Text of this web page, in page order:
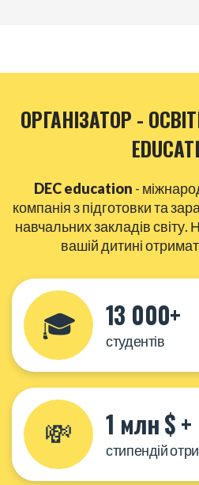
ОРГАНІЗАТОР -
DEC education -
компанія з підготовки та
навчальних закладів світу.
вашій дитині
🎓 13 000+
студентів
💸 1 млн $ +
стипендій